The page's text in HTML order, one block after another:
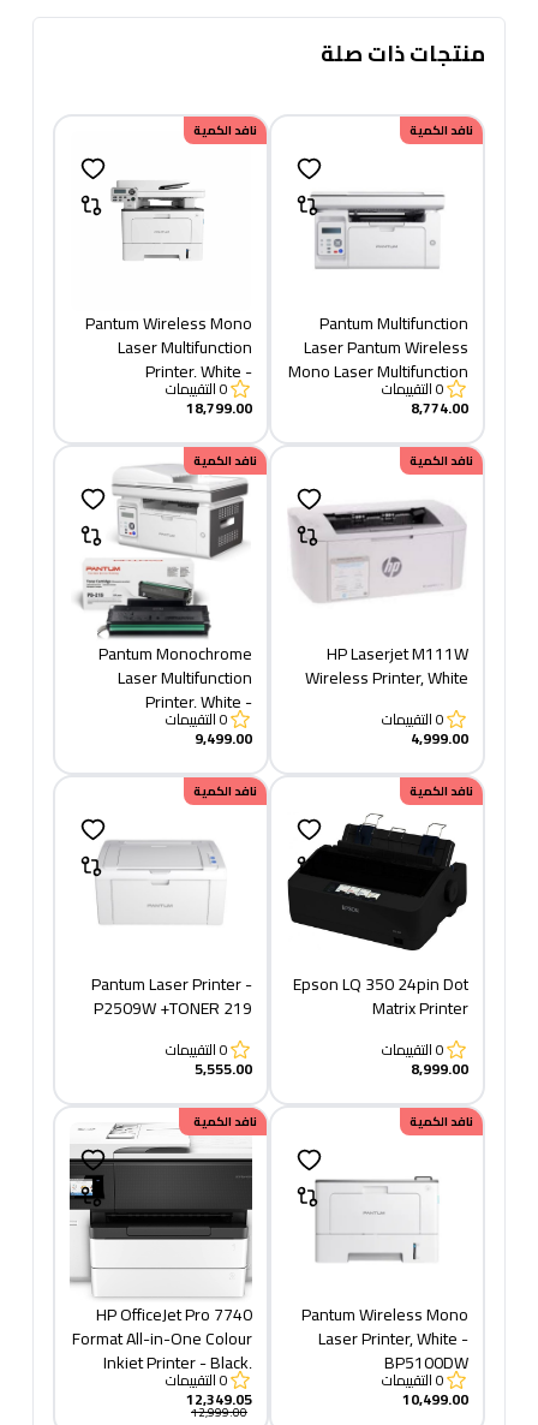
منتجات ذات صلة
نافد الكمية
Pantum Multifunction
Laser Pantum Wireless
Mono Laser Multifunction
Printer, White -
M6509NW +TONER 219
0التقييمات
8,774.00
نافد الكمية
Pantum Wireless Mono
Laser Multifunction
Printer, White -
BM5100ADW
0التقييمات
18,799.00
نافد الكمية
HP Laserjet M111W
Wireless Printer, White
0التقييمات
4,999.00
نافد الكمية
Pantum Monochrome
Laser Multifunction
Printer, White -
M6559NW + TONER 219
0التقييمات
9,499.00
نافد الكمية
Epson LQ 350 24pin Dot
Matrix Printer
0التقييمات
8,999.00
نافد الكمية
Pantum Laser Printer -
P2509W +TONER 219
0التقييمات
5,555.00
نافد الكمية
Pantum Wireless Mono
Laser Printer, White -
BP5100DW
0التقييمات
10,499.00
خصم649.95
نافد الكمية
HP OfficeJet Pro 7740
Format All-in-One Colour
Inkjet Printer - Black,
White
0التقييمات
12,349.05
12,999.00